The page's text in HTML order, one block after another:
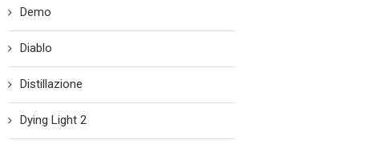
Demo
Diablo
Distillazione
Dying Light 2